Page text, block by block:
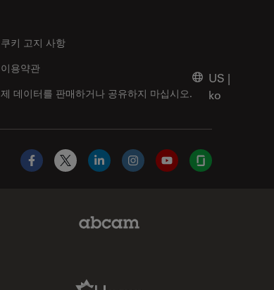
쿠키 고지 사항
제 데이터를 판매하거나 공유하지 마십시오.
이용약관
US |
ko
Facebook
X LinkedInInstagramYouTubeGlassdoor